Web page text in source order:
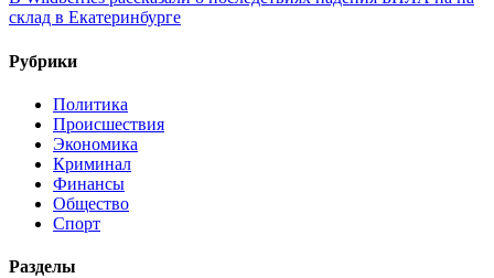
склад в Екатеринбурге
Рубрики
Политика
Происшествия
Экономика
Криминал
Финансы
Общество
Спорт
Разделы